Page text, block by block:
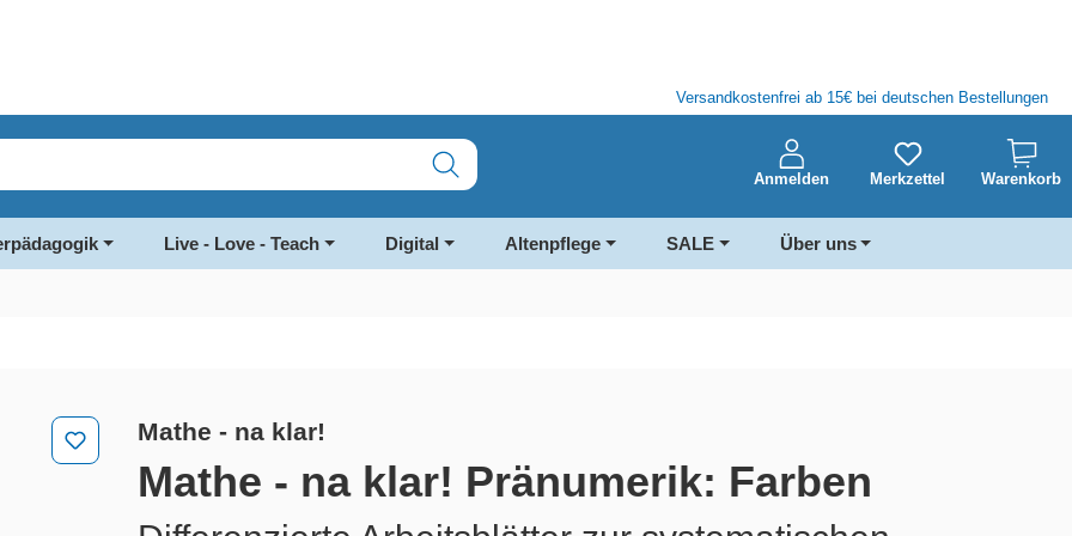
Versandkostenfrei ab 15€ bei deutschen Bestellungen
Anmelden Merkzettel Warenkorb
Live - Love - Teach Digital Altenpflege SALE Über uns
Mathe - na klar!
Mathe - na klar! Pränumerik: Farben